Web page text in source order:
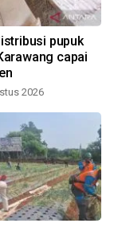
pupuk
capai
2026